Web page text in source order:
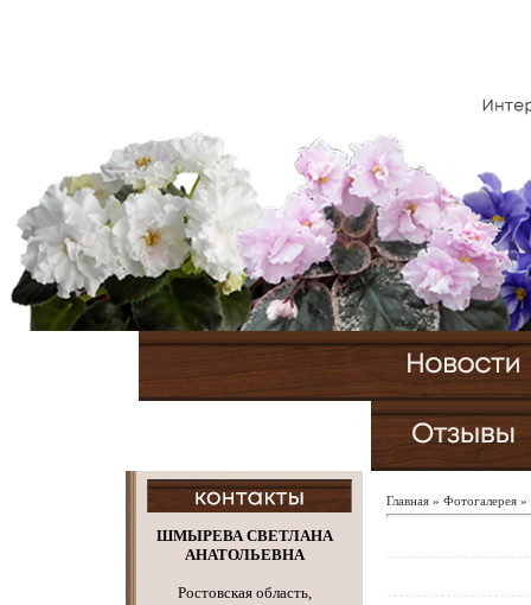
ШМЫРЕВА СВЕТЛАНА
АНАТОЛЬЕВНА
Ростовская область,
Главная » Фотогалерея »